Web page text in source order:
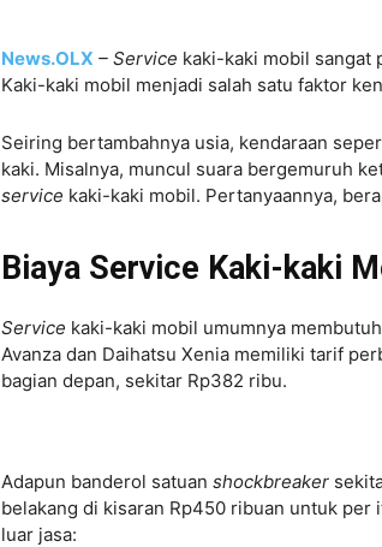
News.OLX – Service kaki-kaki mobil sangat
Kaki-kaki mobil menjadi salah satu faktor
Seiring bertambahnya usia, kendaraan
kaki. Misalnya, muncul suara bergemuruh
service kaki-kaki mobil. Pertanyaannya,
Biaya Service Kaki-kaki
Service kaki-kaki mobil umumnya
Avanza dan Daihatsu Xenia memiliki tarif
bagian depan, sekitar Rp382 ribu.
Adapun banderol satuan shockbreaker
belakang di kisaran Rp450 ribuan untuk per
luar jasa: